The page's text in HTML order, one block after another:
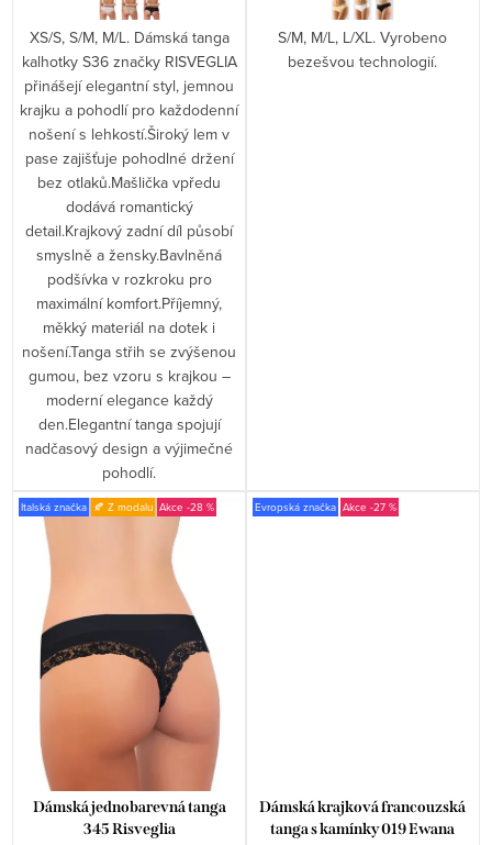
XS/S, S/M, M/L. Dámská tanga
kalhotky S36 značky RISVEGLIA
přinášejí elegantní styl, jemnou
krajku a pohodlí pro každodenní
nošení s lehkostí.Široký lem v
pase zajišťuje pohodlné držení
bez otlaků.Mašlička vpředu
dodává romantický
detail.Krajkový zadní díl působí
smyslně a žensky.Bavlněná
podšívka v rozkroku pro
maximální komfort.Příjemný,
měkký materiál na dotek i
nošení.Tanga střih se zvýšenou
gumou, bez vzoru s krajkou –
moderní elegance každý
den.Elegantní tanga spojují
nadčasový design a výjimečné
pohodlí.
S/M, M/L, L/XL. Vyrobeno
bezešvou technologií.
Italská značka 🍂 Z modalu -28 %
Dámská jednobarevná tanga
345 Risveglia
Evropská značka -27 %
Dámská krajková francouzská
tanga s kamínky 019 Ewana